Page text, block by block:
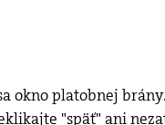
okno platobnej
"späť" ani